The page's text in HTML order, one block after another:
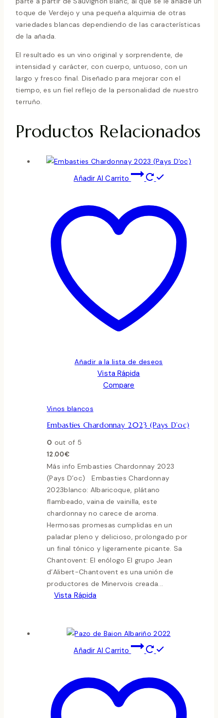
toque de Verdejo y una pequeña alquimia de otras
variedades blancas dependiendo de las características
de la añada.
El resultado es un vino original y sorprendente, de
intensidad y carácter, con cuerpo, untuoso, con un
largo y fresco final. Diseñado para mejorar con el
tiempo, es un fiel reflejo de la personalidad de nuestro
terruño.
Productos Relacionados
Añadir Al Carrito
Añadir a la lista de deseos
Vista Rápida
Compare
Vinos blancos
Embasties Chardonnay 2023 (Pays D’oc)
0 out of 5
12.00€
Más info Embasties Chardonnay 2023
(Pays D’oc) Embasties Chardonnay
2023blanco: Albaricoque, plátano
flambeado, vaina de vainilla, este
chardonnay no carece de aroma.
Hermosas promesas cumplidas en un
paladar pleno y delicioso, prolongado por
un final tónico y ligeramente picante. Sa
Chantovent: El enólogo El grupo Jean
d’Alibert-Chantovent es una unión de
productores de Minervois creada...
Vista Rápida
Añadir Al Carrito